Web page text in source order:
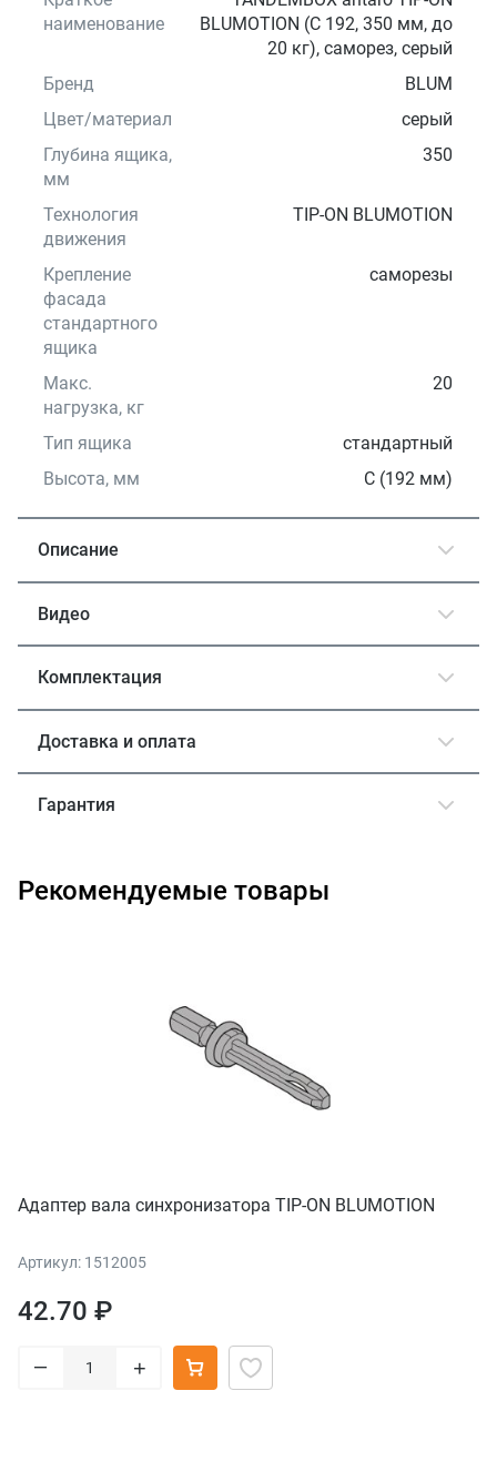
наименование
BLUMOTION (C 192, 350 мм, до
20 кг), саморез, серый
Бренд
BLUM
Цвет/материал
серый
Глубина ящика,
мм
350
Технология
движения
TIP-ON BLUMOTION
Крепление
фасада
стандартного
ящика
саморезы
Макс.
нагрузка, кг
20
Тип ящика
стандартный
Высота, мм
С (192 мм)
Описание
Видео
Комплектация
Доставка и оплата
Гарантия
Рекомендуемые товары
Адаптер вала синхронизатора TIP-ON BLUMOTION
Артикул: 1512005
42.70 ₽
– +